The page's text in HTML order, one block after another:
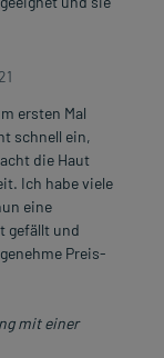
ersten Mal
schnell ein,
die Haut
Ich habe viele
eine
gefällt und
Preis-
mit einer